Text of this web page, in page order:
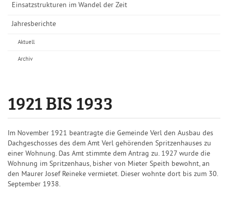
Einsatzstrukturen im Wandel der Zeit
Jahresberichte
Aktuell
Archiv
1921 BIS 1933
Im November 1921 beantragte die Gemeinde Verl den Ausbau des
Dachgeschosses des dem Amt Verl gehörenden Spritzenhauses zu
einer Wohnung. Das Amt stimmte dem Antrag zu. 1927 wurde die
Wohnung im Spritzenhaus, bisher von Mieter Speith bewohnt, an
den Maurer Josef Reineke vermietet. Dieser wohnte dort bis zum 30.
September 1938.